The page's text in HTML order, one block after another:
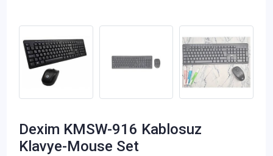
Dexim KMSW-916 Kablosuz
Klavye-Mouse Set